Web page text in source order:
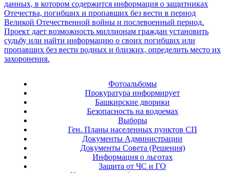
Фотоальбомы
Прокуратура информирует
Башкирские дворики
Безопасность на водоемах
Выборы
Ген. Планы населенных пунктов СП
Документы Администрации
Документы Совета (Решения)
Информация о льготах
Защита от ЧС и ГО